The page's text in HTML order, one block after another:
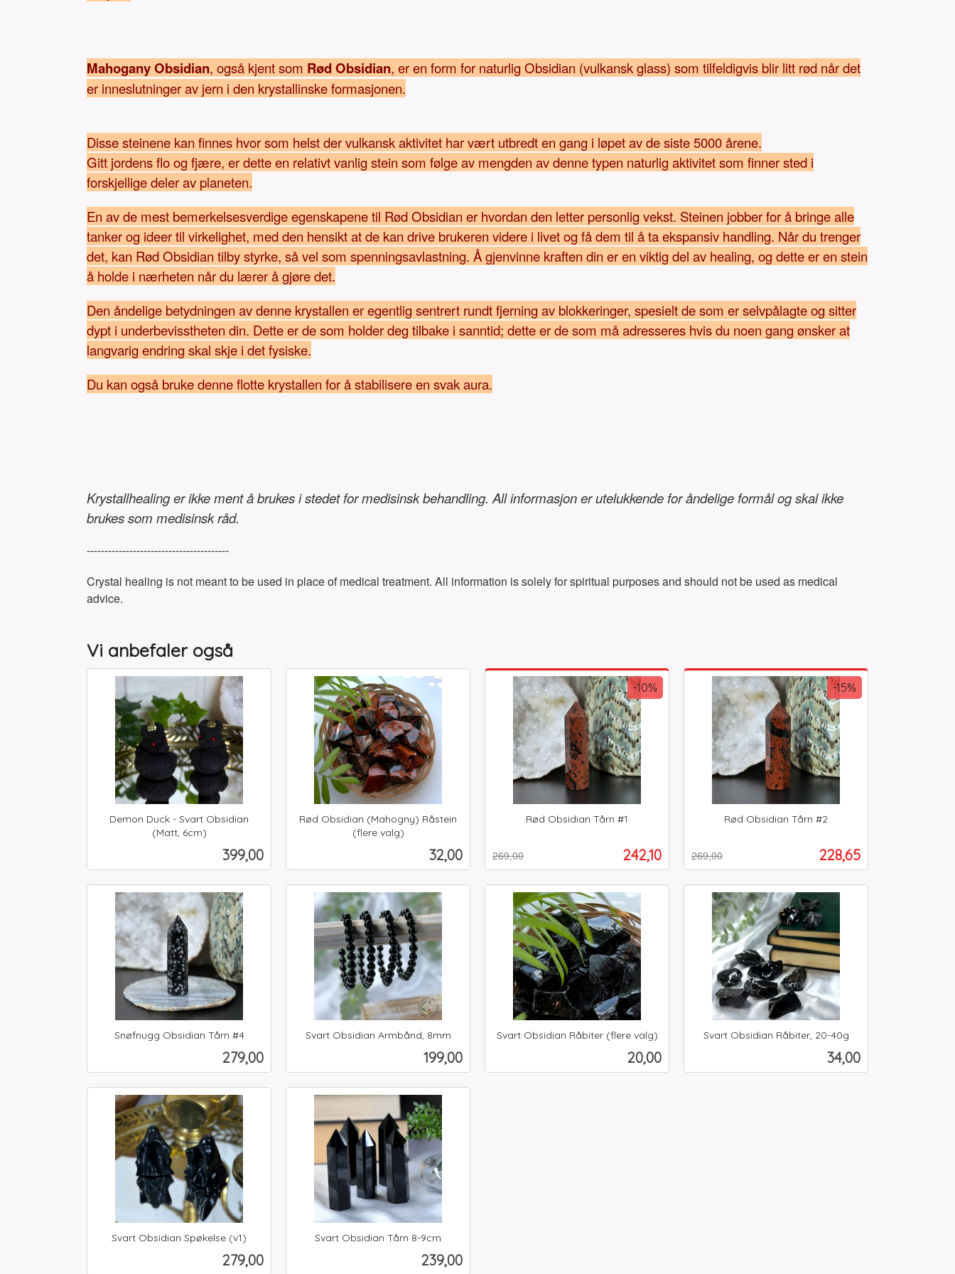
Mahogany Obsidian, også kjent som Rød Obsidian, er en form for naturlig Obsidian (vulkansk glass) som tilfeldigvis blir litt rød når det
er inneslutninger av jern i den krystallinske formasjonen.
Disse steinene kan finnes hvor som helst der vulkansk aktivitet har vært utbredt en gang i løpet av de siste 5000 årene.
Gitt jordens flo og fjære, er dette en relativt vanlig stein som følge av mengden av denne typen naturlig aktivitet som finner sted i
forskjellige deler av planeten.
En av de mest bemerkelsesverdige egenskapene til Rød Obsidian er hvordan den letter personlig vekst. Steinen jobber for å bringe alle
tanker og ideer til virkelighet, med den hensikt at de kan drive brukeren videre i livet og få dem til å ta ekspansiv handling. Når du trenger
det, kan Rød Obsidian tilby styrke, så vel som spenningsavlastning. Å gjenvinne kraften din er en viktig del av healing, og dette er en stein
å holde i nærheten når du lærer å gjøre det.
Den åndelige betydningen av denne krystallen er egentlig sentrert rundt fjerning av blokkeringer, spesielt de som er selvpålagte og sitter
dypt i underbevisstheten din. Dette er de som holder deg tilbake i sanntid; dette er de som må adresseres hvis du noen gang ønsker at
langvarig endring skal skje i det fysiske.
Du kan også bruke denne flotte krystallen for å stabilisere en svak aura.
Krystallhealing er ikke ment å brukes i stedet for medisinsk behandling. All informasjon er utelukkende for åndelige formål og skal ikke
brukes som medisinsk råd.
----------------------------------------
Crystal healing is not meant to be used in place of medical treatment. All information is solely for spiritual purposes and should not be used as medical
advice.
Vi anbefaler også
Demon Duck - Svart Obsidian
(Matt, 6cm)
Pris
399,00
Kjøp
Rød Obsidian (Mahogny) Råstein
(flere valg)
Pris
32,00
Les mer
Rød Obsidian Tårn #1
Tilbud
242,10
269,00
-10%
Kjøp
Rød Obsidian Tårn #2
Tilbud
228,65
269,00
-15%
Les mer
Snøfnugg Obsidian Tårn #4
Pris
279,00
Kjøp
Svart Obsidian Armbånd, 8mm
Pris
199,00
Kjøp
Svart Obsidian Råbiter (flere valg)
Pris
20,00
Svart Obsidian Råbiter, 20-40g
Pris
34,00
Svart Obsidian Spøkelse (v1)
Pris
279,00
Svart Obsidian Tårn 8-9cm
Pris
239,00